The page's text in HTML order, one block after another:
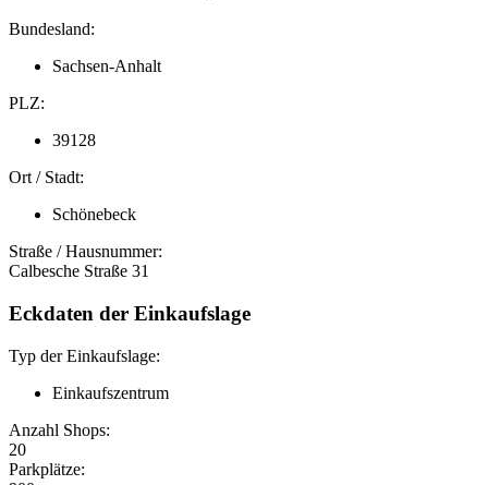
Bundesland:
Sachsen-Anhalt
PLZ:
39128
Ort / Stadt:
Schönebeck
Straße / Hausnummer:
Calbesche Straße 31
Eckdaten der Einkaufslage
Typ der Einkaufslage:
Einkaufszentrum
Anzahl Shops:
20
Parkplätze: